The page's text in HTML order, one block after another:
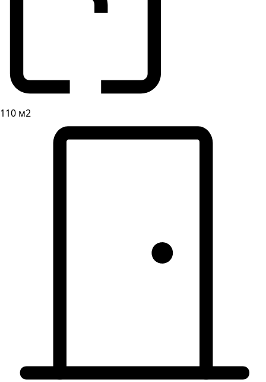
110 м2